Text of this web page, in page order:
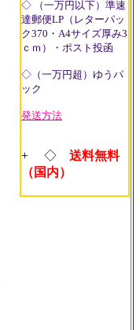
◇ （一万円以下）準速
達郵便LP（レターパッ
ク370・A4サイズ厚み3
ｃｍ）・ポスト投函
◇（一万円超）ゆうパ
ック
発送方法
+ ◇ 送料無料
（国内）